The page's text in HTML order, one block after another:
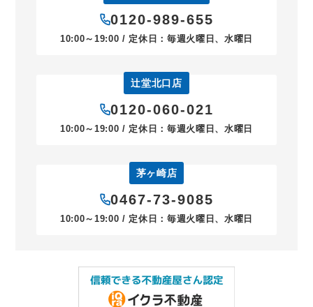
0120-989-655
10:00～19:00 / 定休日：毎週火曜日、水曜日
辻堂北口店
0120-060-021
10:00～19:00 / 定休日：毎週火曜日、水曜日
茅ヶ崎店
0467-73-9085
10:00～19:00 / 定休日：毎週火曜日、水曜日